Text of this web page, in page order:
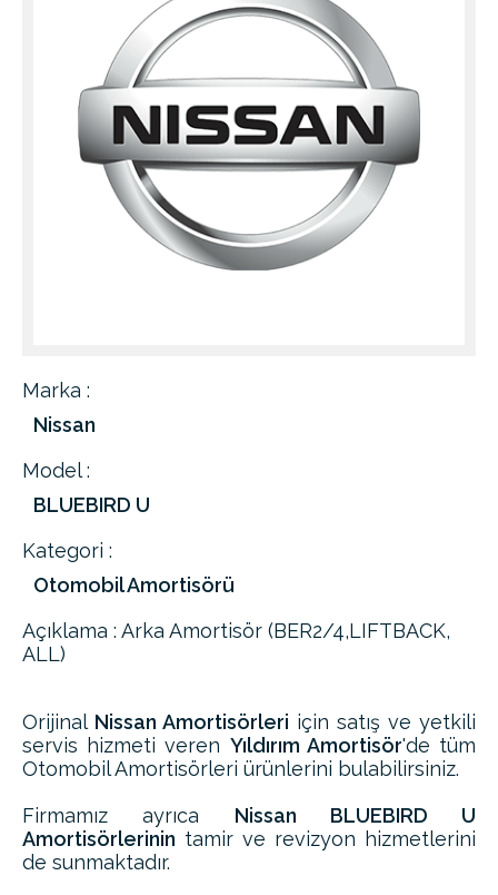
Marka :
Nissan
Model :
BLUEBIRD U
Kategori :
Otomobil Amortisörü
Açıklama : Arka Amortisör (BER2/4,LIFTBACK,
ALL)
Orijinal Nissan Amortisörleri için satış ve yetkili
servis hizmeti veren Yıldırım Amortisör'de tüm
Otomobil Amortisörleri ürünlerini bulabilirsiniz.
Firmamız ayrıca Nissan BLUEBIRD U
Amortisörlerinin tamir ve revizyon hizmetlerini
de sunmaktadır.